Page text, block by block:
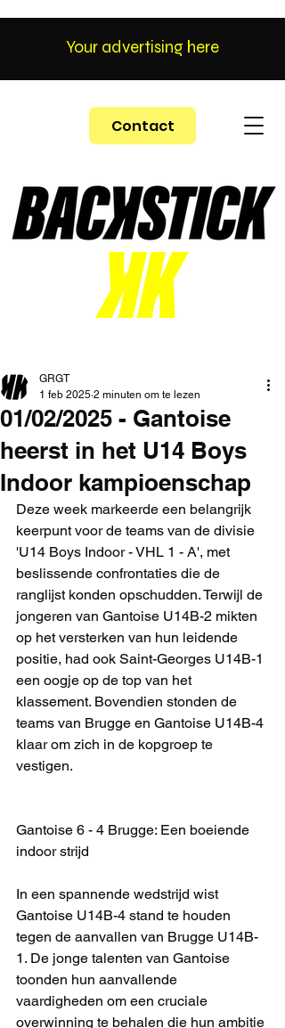
Contact
Your advertising here
01/02/2025 - Gantoise
heerst in het U14 Boys
Indoor kampioenschap
GRGT
1 feb 2025 2 minuten om te lezen
Deze week markeerde een belangrijk
keerpunt voor de teams van de divisie
'U14 Boys Indoor - VHL 1 - A', met
beslissende confrontaties die de
ranglijst konden opschudden. Terwijl de
jongeren van Gantoise U14B-2 mikten
op het versterken van hun leidende
positie, had ook Saint-Georges U14B-1
een oogje op de top van het
klassement. Bovendien stonden de
teams van Brugge en Gantoise U14B-4
klaar om zich in de kopgroep te
vestigen.
Gantoise 6 - 4 Brugge: Een boeiende
indoor strijd
In een spannende wedstrijd wist
Gantoise U14B-4 stand te houden
tegen de aanvallen van Brugge U14B-
1. De jonge talenten van Gantoise
toonden hun aanvallende
vaardigheden om een cruciale
overwinning te behalen die hun ambitie